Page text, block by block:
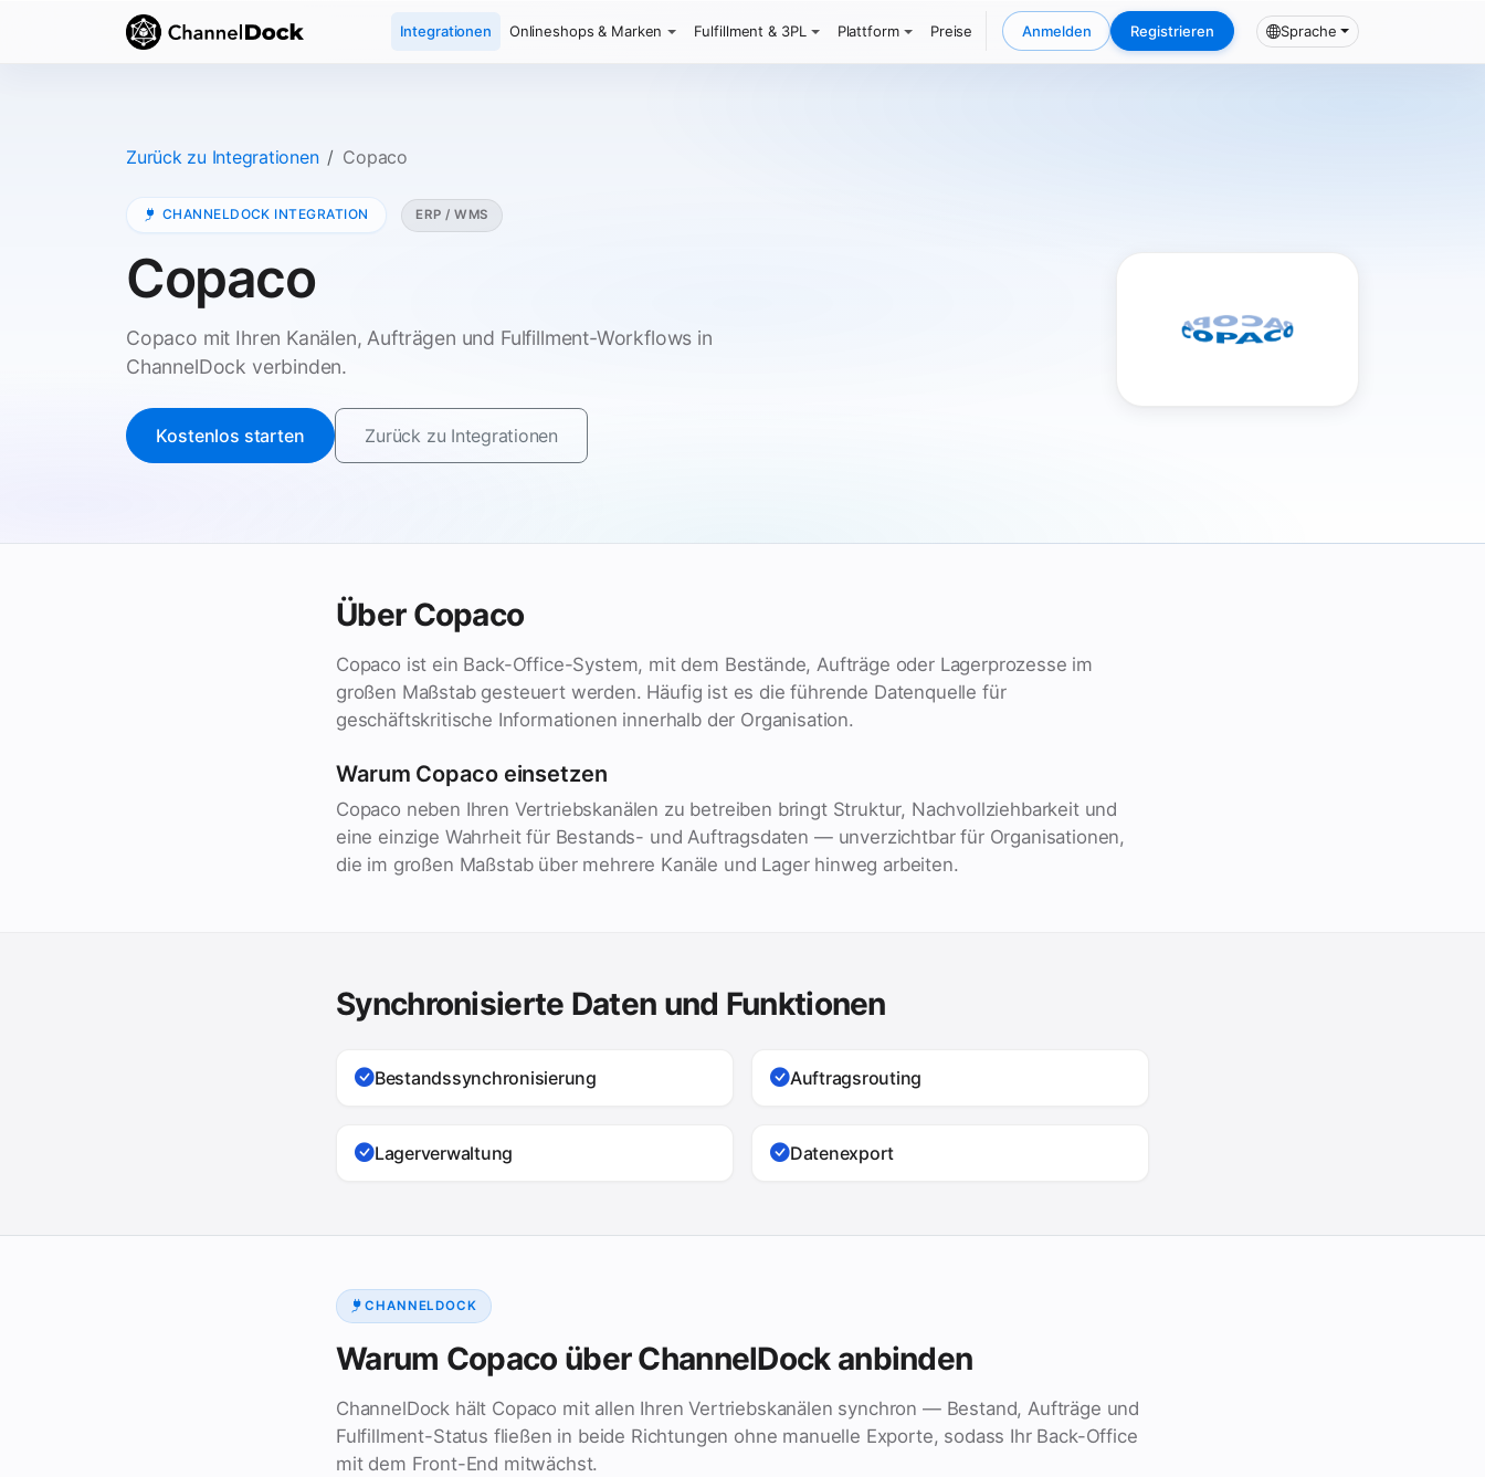
Integrationen Onlineshops & Marken Fulfillment & 3PL Plattform Preise Anmelden Registrieren Sprache
Zurück zu Integrationen Copaco
CHANNELDOCK INTEGRATION ERP / WMS
Copaco
Copaco mit Ihren Kanälen, Aufträgen und Fulfillment-Workflows in
ChannelDock verbinden.
Kostenlos starten Zurück zu Integrationen
Über Copaco
Copaco ist ein Back-Office-System, mit dem Bestände, Aufträge oder Lagerprozesse im
großen Maßstab gesteuert werden. Häufig ist es die führende Datenquelle für
geschäftskritische Informationen innerhalb der Organisation.
Warum Copaco einsetzen
Copaco neben Ihren Vertriebskanälen zu betreiben bringt Struktur, Nachvollziehbarkeit und
eine einzige Wahrheit für Bestands- und Auftragsdaten — unverzichtbar für Organisationen,
die im großen Maßstab über mehrere Kanäle und Lager hinweg arbeiten.
Synchronisierte Daten und Funktionen
Bestandssynchronisierung Auftragsrouting
Lagerverwaltung Datenexport
CHANNELDOCK
Warum Copaco über ChannelDock anbinden
ChannelDock hält Copaco mit allen Ihren Vertriebskanälen synchron — Bestand, Aufträge und
Fulfillment-Status fließen in beide Richtungen ohne manuelle Exporte, sodass Ihr Back-Office
mit dem Front-End mitwächst.